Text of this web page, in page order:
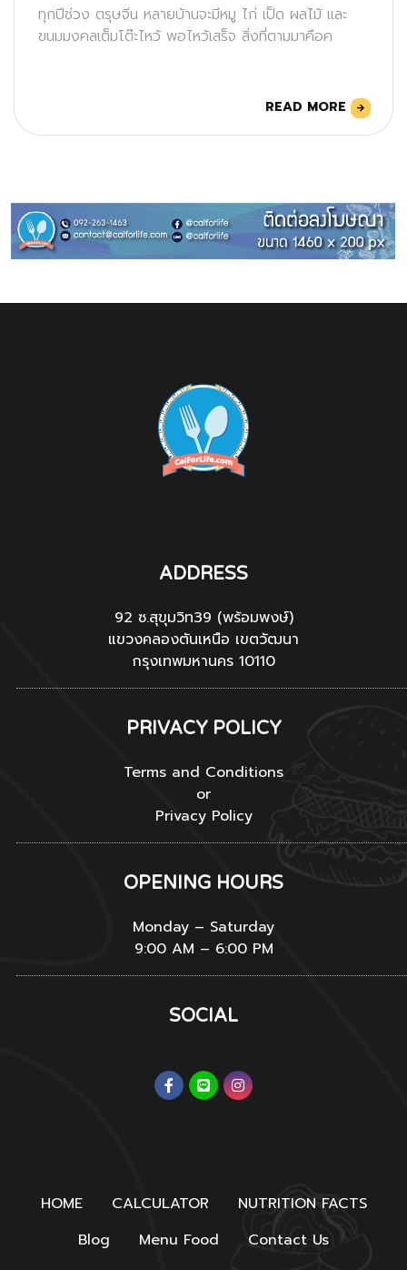
ทุกปีช่วง ตรุษจีน หลายบ้านจะมีหมู ไก่ เป็ด ผลไม้ และ
ขนมมงคลเต็มโต๊ะไหว้ พอไหว้เสร็จ สิ่งที่ตามมาคือค
READ MORE
ADDRESS
92 ซ.สุขุมวิท39 (พร้อมพงษ์)
แขวงคลองตันเหนือ เขตวัฒนา
กรุงเทพมหานคร 10110
PRIVACY POLICY
Terms and Conditions
or
Privacy Policy
OPENING HOURS
Monday – Saturday
9:00 AM – 6:00 PM
SOCIAL
HOME CALCULATOR
NUTRITION FACTS
Blog
Menu Food Contact Us